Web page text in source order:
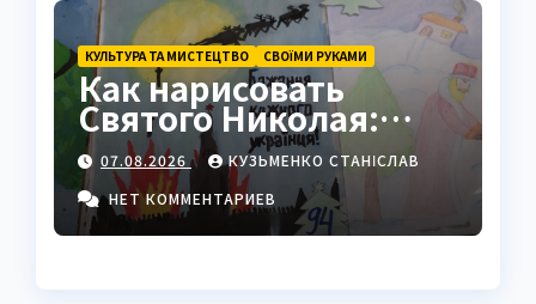
КУЛЬТУРА ТА МИСТЕЦТВО СВОЇМИ РУКАМИ
Как нарисовать
Святого Николая:
полный пошаговый
гайд с секретами
мастеров
07.08.2026
КУЗЬМЕНКО СТАНІСЛАВ
НЕТ КОММЕНТАРИЕВ